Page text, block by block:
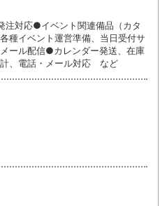
注対応●イベント関連備品（カタ
種イベント運営準備、当日受付サ
ール配信●カレンダー発送、在庫
、電話・メール対応 など